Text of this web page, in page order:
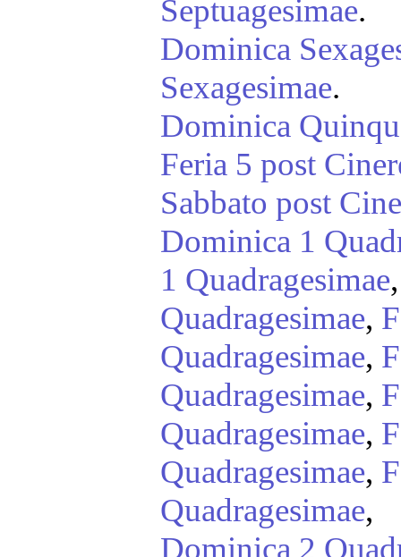
Septuagesimae.
Dominica
Sexagesimae.
Dominica
Feria 5 post
Sabbato post
Dominica 1
1 Quadragesimae
Quadragesimae,
Quadragesimae,
Quadragesimae,
Quadragesimae,
Quadragesimae,
Quadragesimae,
Dominica 2